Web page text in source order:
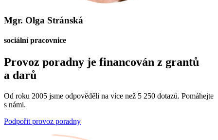
Mgr. Olga Stránská
sociální pracovnice
Provoz poradny je financován z grantů
a darů
Od roku 2005 jsme odpověděli na více než 5 250 dotazů. Pomáhejte
s námi.
Podpořit provoz poradny